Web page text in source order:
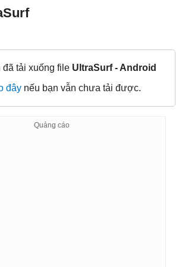
tải xuống file UltraSurf - Android
đây nếu bạn vẫn chưa tải được.